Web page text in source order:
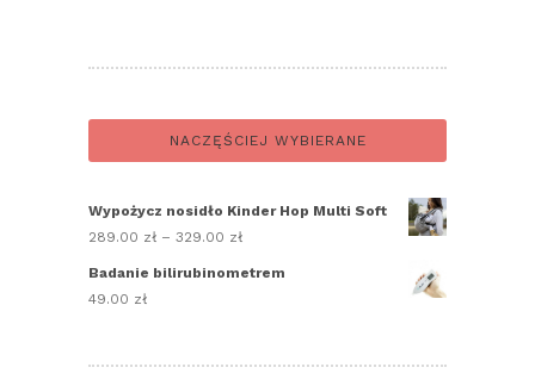
NACZĘŚCIEJ WYBIERANE
Wypożycz nosidło Kinder Hop Multi Soft
289.00 zł – 329.00 zł
329.00 zł
Badanie bilirubinometrem
49.00 zł